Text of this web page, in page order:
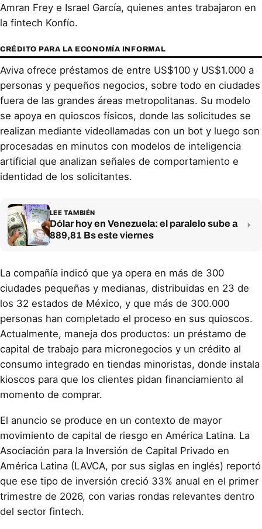
Amran Frey e Israel García, quienes antes trabajaron en
la fintech Konfío.
CRÉDITO PARA LA ECONOMÍA INFORMAL
Aviva ofrece préstamos de entre US$100 y US$1.000 a
personas y pequeños negocios, sobre todo en ciudades
fuera de las grandes áreas metropolitanas. Su modelo
se apoya en quioscos físicos, donde las solicitudes se
realizan mediante videollamadas con un bot y luego son
procesadas en minutos con modelos de inteligencia
artificial que analizan señales de comportamiento e
identidad de los solicitantes.
LEE TAMBIÉN
Dólar hoy en Venezuela: el paralelo sube a
889,81 Bs este viernes
La compañía indicó que ya opera en más de 300
ciudades pequeñas y medianas, distribuidas en 23 de
los 32 estados de México, y que más de 300.000
personas han completado el proceso en sus quioscos.
Actualmente, maneja dos productos: un préstamo de
capital de trabajo para micronegocios y un crédito al
consumo integrado en tiendas minoristas, donde instala
kioscos para que los clientes pidan financiamiento al
momento de comprar.
El anuncio se produce en un contexto de mayor
movimiento de capital de riesgo en América Latina. La
Asociación para la Inversión de Capital Privado en
América Latina (LAVCA, por sus siglas en inglés) reportó
que ese tipo de inversión creció 33% anual en el primer
trimestre de 2026, con varias rondas relevantes dentro
del sector fintech.